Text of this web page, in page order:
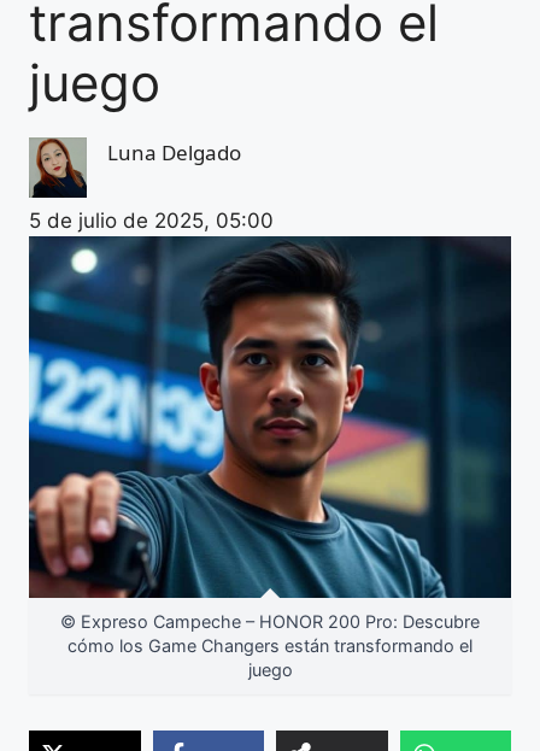
transformando el
juego
Luna Delgado
5 de julio de 2025, 05:00
© Expreso Campeche – HONOR 200 Pro: Descubre
cómo los Game Changers están transformando el
juego